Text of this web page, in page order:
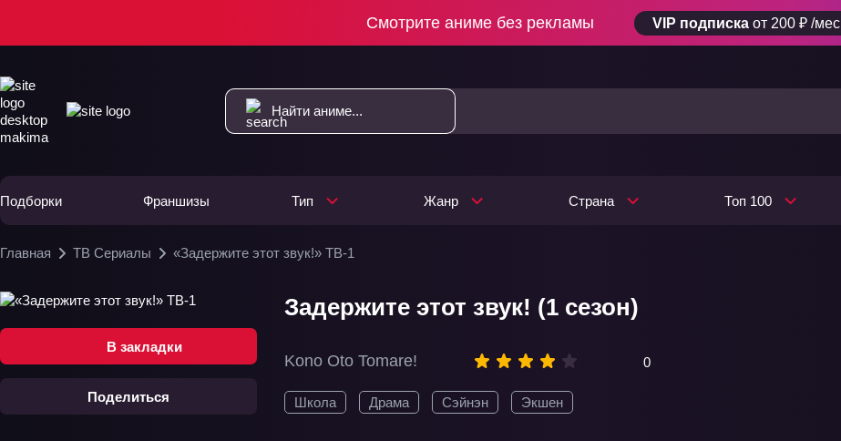
Смотрите аниме без рекламы VIP подписка от 200 ₽ /мес
Подборки Франшизы Тип Жанр Страна Топ 100
Главная ТВ Сериалы «Задержите этот звук!» ТВ-1
В закладки
Поделиться
Задержите этот звук! (1 сезон)
Kono Oto Tomare! 0
Школа Драма Сэйнэн Экшен